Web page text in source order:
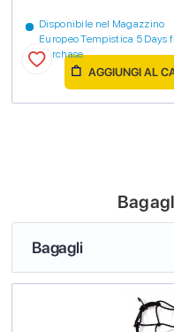
Disponibile nel Magazzino
Europeo Tempistica 5 Days
purchase
AGGIUNGI AL
Bagagli